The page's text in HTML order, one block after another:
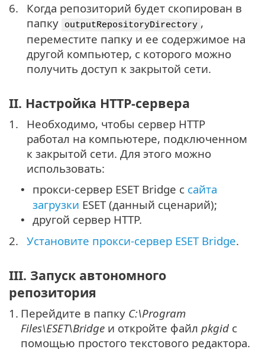
6.
Когда репозиторий будет скопирован в
папку
outputRepositoryDirectory ,
переместите папку и ее содержимое на
другой компьютер, с которого можно
получить доступ к закрытой сети.
II. Настройка HTTP-сервера
1.
Необходимо, чтобы сервер HTTP
работал на компьютере, подключенном
к закрытой сети. Для этого можно
использовать:
• прокси-сервер ESET Bridge с сайта
загрузки ESET (данный сценарий);
•
другой сервер HTTP.
2. Установите прокси-сервер ESET Bridge.
III. Запуск автономного
репозитория
1. Перейдите в папку C:\Program
Files\ESET\Bridge и откройте файл pkgid с
помощью простого текстового редактора.